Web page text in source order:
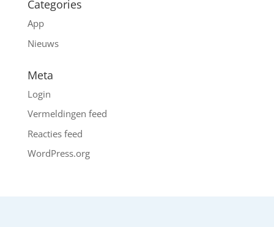
Categories
App
Nieuws
Meta
Login
Vermeldingen feed
Reacties feed
WordPress.org